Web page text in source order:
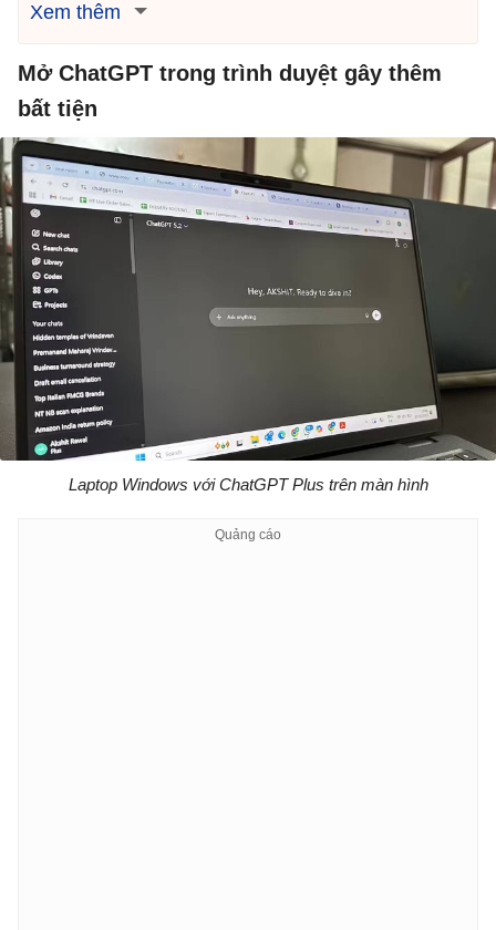
Xem thêm
Mở ChatGPT trong trình duyệt gây thêm
bất tiện
Laptop Windows với ChatGPT Plus trên màn hình